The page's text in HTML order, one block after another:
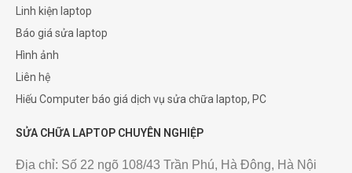
Linh kiện laptop
Báo giá sửa laptop
Hình ảnh
Liên hệ
Hiếu Computer báo giá dịch vụ sửa chữa laptop, PC
SỬA CHỮA LAPTOP CHUYÊN NGHIỆP
Địa chỉ: Số 22 ngõ 108/43 Trần Phú, Hà Đông, Hà Nội